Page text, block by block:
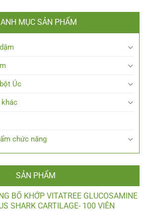
MỤC SẢN PHẨM
Úc
khác
chức năng
SẢN PHẨM
BỔ KHỚP VITATREE GLUCOSAMINE
SHARK CARTILAGE- 100 VIÊN